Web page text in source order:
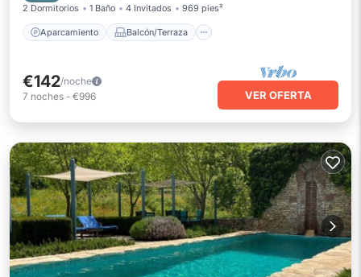
2 Dormitorios 1 Baño 4 Invitados 969 pies²
Aparcamiento Balcón/Terraza
€142/noche
7 noches - €996 VER OFERTA